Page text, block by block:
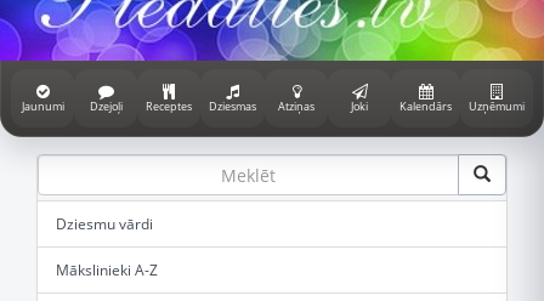
Jaunumi Dzejoļi Receptes Dziesmas Atziņas Joki Kalendārs Uzņēmumi
Dziesmu vārdi
Mākslinieki A-Z